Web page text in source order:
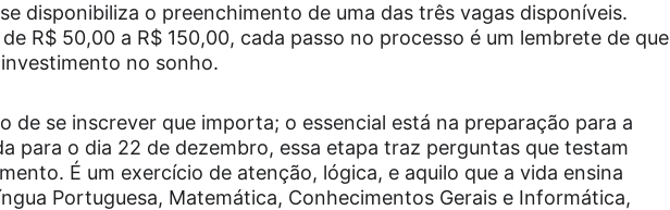
disponibiliza o preenchimento de uma das três vagas disponíveis.
R$ 50,00 a R$ 150,00, cada passo no processo é um lembrete de que
no sonho.
de se inscrever que importa; o essencial está na preparação para a
para o dia 22 de dezembro, essa etapa traz perguntas que testam
É um exercício de atenção, lógica, e aquilo que a vida ensina
Portuguesa, Matemática, Conhecimentos Gerais e Informática,